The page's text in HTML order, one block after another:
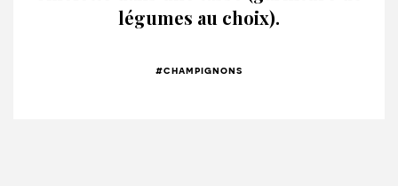
légumes au choix).
#champignons